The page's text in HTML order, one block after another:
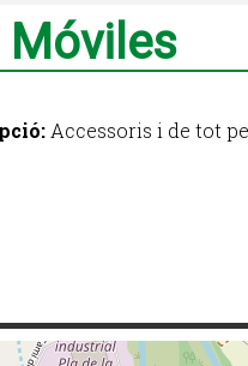
Móviles
Accessoris i de tot